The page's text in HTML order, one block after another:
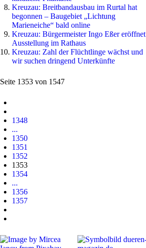
Kreuzau: Breitbandausbau im Rurtal hat
begonnen – Baugebiet „Lichtung
Marieneiche“ bald online
Kreuzau: Bürgermeister Ingo Eßer eröffnet
Ausstellung im Rathaus
Kreuzau: Zahl der Flüchtlinge wächst und
wir suchen dringend Unterkünfte
Seite 1353 von 1547
1348
...
1350
1351
1352
1353
1354
...
1356
1357